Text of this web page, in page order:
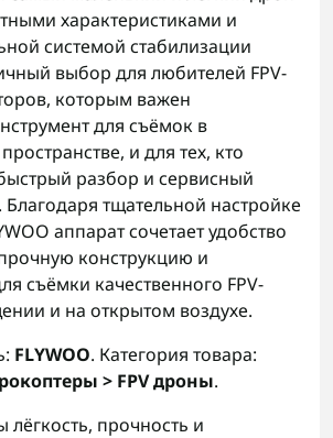
характеристиками и
системой стабилизации
выбор для любителей FPV-
которым важен
для съёмок в
и для тех, кто
разбор и сервисный
Благодаря тщательной настройке
аппарат сочетает удобство
конструкцию и
съёмки качественного FPV-
и на открытом воздухе.
FLYWOO. Категория товара:
> FPV дроны.
прочность и